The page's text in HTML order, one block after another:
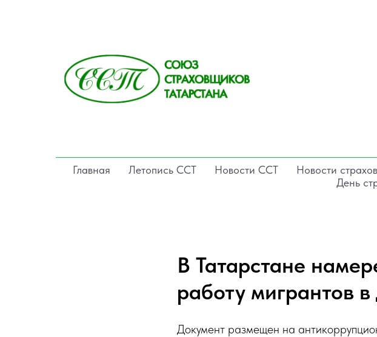
Главная Летопись ССТ Новости ССТ Новости
День
В Татарстане
работу мигрантов
Документ размещен на